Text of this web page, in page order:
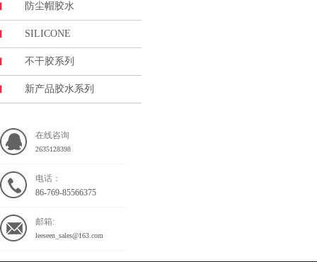
防尘帽胶水
SILICONE
不干胶系列
新产品胶水系列
在线咨询
2635128398
电话：
86-769-85566375
邮箱:
leeseen_sales@163.com